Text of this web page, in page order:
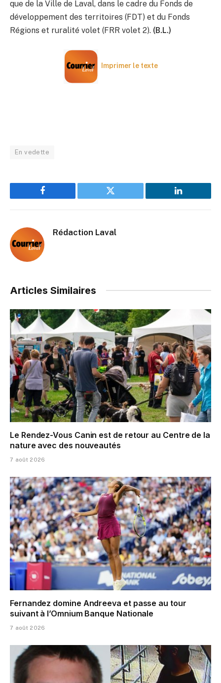
que de la Ville de Laval, dans le cadre du Fonds de
développement des territoires (FDT) et du Fonds
Régions et ruralité volet (FRR volet 2). (B.L.)
Imprimer le texte
En vedette
Facebook Twitter LinkedIn
Rédaction Laval
Articles Similaires
Le Rendez-Vous Canin est de retour au Centre de la
nature avec des nouveautés
7 août 2026
Fernandez domine Andreeva et passe au tour
suivant à l’Omnium Banque Nationale
7 août 2026